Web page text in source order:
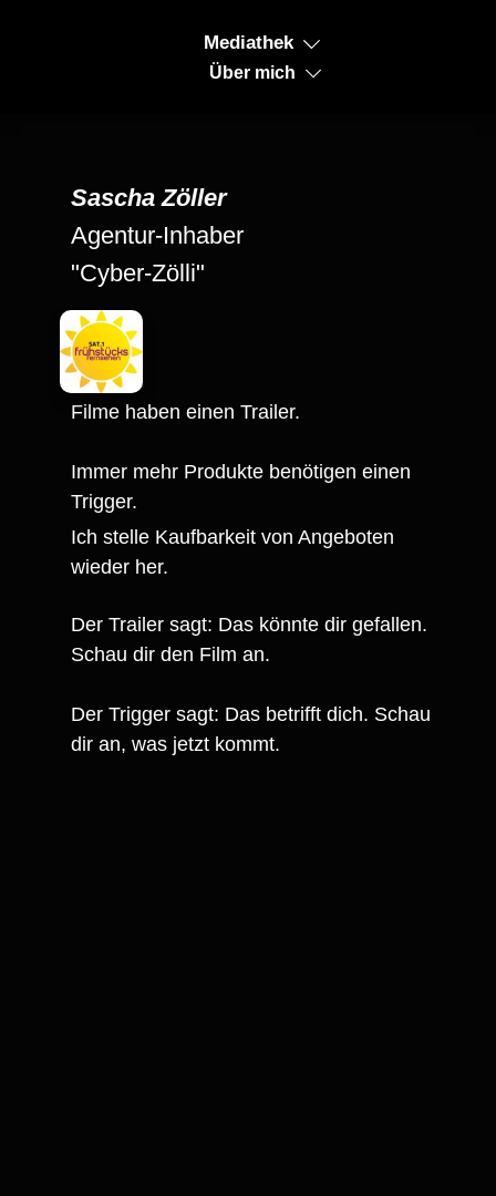
Mediathek
Über mich
Sascha Zöller
Agentur-Inhaber
"Cyber-Zölli"
Filme haben einen Trailer.
Immer mehr Produkte benötigen einen
Trigger.
Ich stelle Kaufbarkeit von Angeboten
wieder her.
Der Trailer sagt: Das könnte dir gefallen.
Schau dir den Film an.
Der Trigger sagt: Das betrifft dich. Schau
dir an, was jetzt kommt.